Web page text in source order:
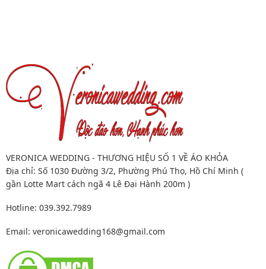
VERONICA WEDDING - THƯƠNG HIỆU SỐ 1 VỀ ÁO KHỎA
Địa chỉ: Số 1030 Đường 3/2, Phường Phú Thọ, Hồ Chí Minh (
gần Lotte Mart cách ngã 4 Lê Đại Hành 200m )
Hotline: 039.392.7989
Email: veronicawedding168@gmail.com